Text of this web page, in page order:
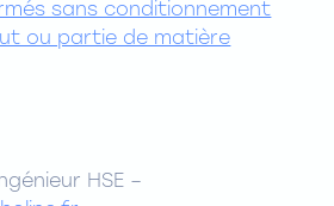
sans conditionnement
ou partie de matière
HSE –